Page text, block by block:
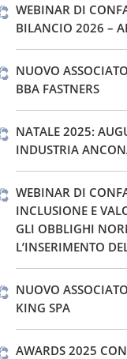
WEBINAR DI
BILANCIO 2026 –
NUOVO
BBA FASTNERS
NATALE 2025:
INDUSTRIA
WEBINAR DI
INCLUSIONE E
GLI OBBLIGHI
L’INSERIMENTO
NUOVO
KING SPA
AWARDS 2025